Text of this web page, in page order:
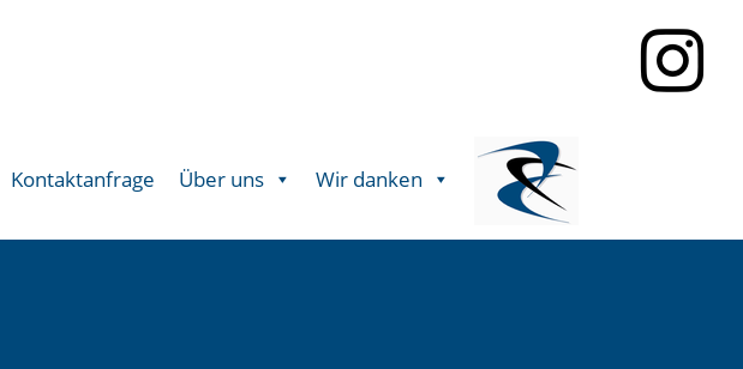
Kontaktanfrage Über uns Wir danken